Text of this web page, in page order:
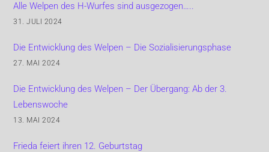
Alle Welpen des H-Wurfes sind ausgezogen…..
31. JULI 2024
Die Entwicklung des Welpen – Die Sozialisierungsphase
27. MAI 2024
Die Entwicklung des Welpen – Der Übergang: Ab der 3.
Lebenswoche
13. MAI 2024
Frieda feiert ihren 12. Geburtstag